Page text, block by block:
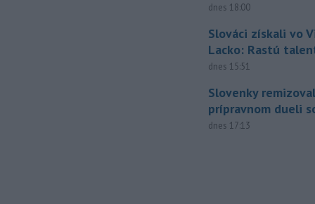
dnes 18:00
Slováci získali vo
Lacko: Rastú
dnes 15:51
Slovenky
prípravnom dueli
dnes 17:13